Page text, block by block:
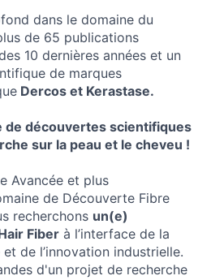
dans le domaine du
de 65 publications
10 dernières années et un
de marques
Dercos et Kerastase.
de découvertes scientifiques
sur la peau et le cheveu !
Avancée et plus
de Découverte Fibre
recherchons un(e)
Fiber à l’interface de la
de l’innovation industrielle.
d'un projet de recherche